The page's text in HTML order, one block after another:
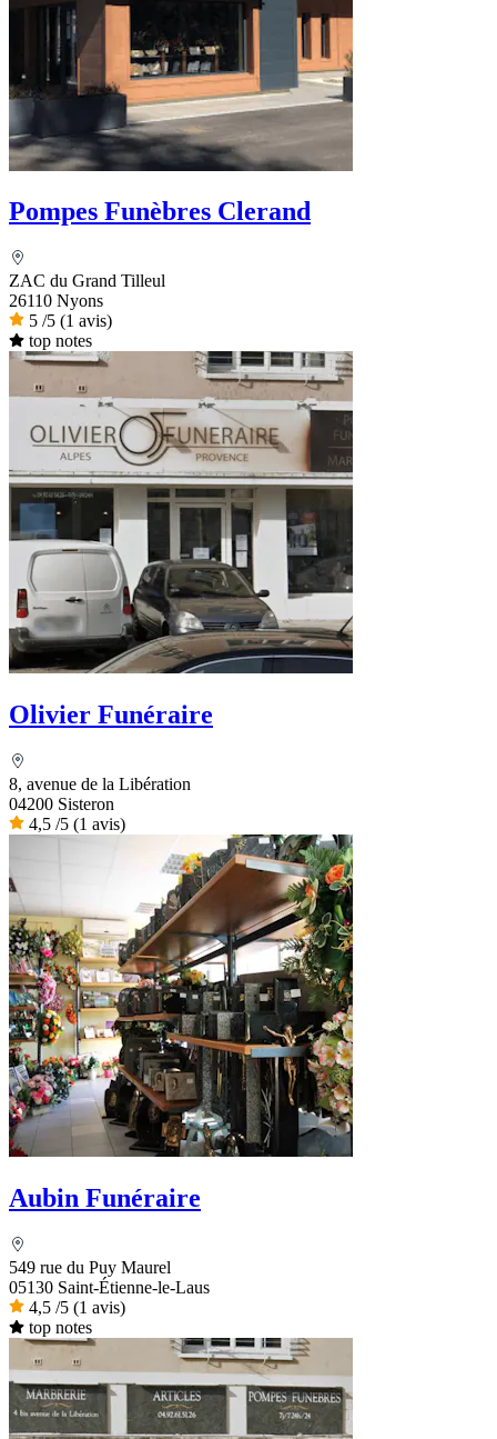
Pompes Funèbres Clerand
ZAC du Grand Tilleul
26110 Nyons
5 /5 (1 avis)
top notes
Olivier Funéraire
8, avenue de la Libération
04200 Sisteron
4,5 /5 (1 avis)
Aubin Funéraire
549 rue du Puy Maurel
05130 Saint-Étienne-le-Laus
4,5 /5 (1 avis)
top notes